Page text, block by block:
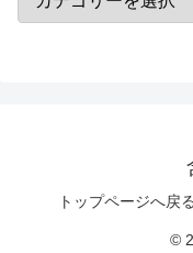
トップページへ戻る
©